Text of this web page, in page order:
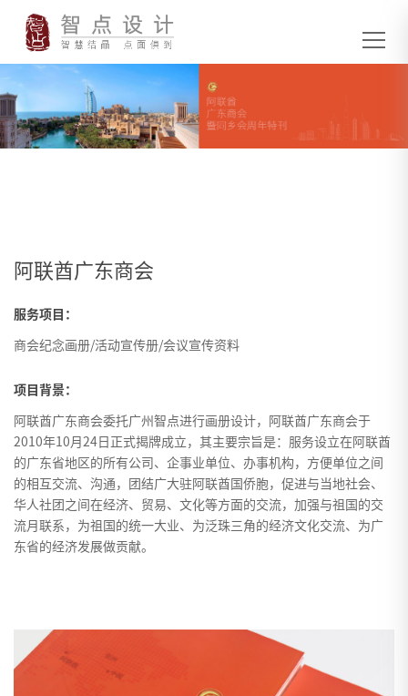
阿联酋广东商会
服务项目：
商会纪念画册/活动宣传册/会议宣传资料
项目背景：
阿联酋广东商会委托广州智点进行画册设计，阿联酋广东商会于
2010年10月24日正式揭牌成立，其主要宗旨是：服务设立在阿联酋
的广东省地区的所有公司、企事业单位、办事机构，方便单位之间
的相互交流、沟通，团结广大驻阿联酋国侨胞，促进与当地社会、
华人社团之间在经济、贸易、文化等方面的交流，加强与祖国的交
流月联系，为祖国的统一大业、为泛珠三角的经济文化交流、为广
东省的经济发展做贡献。